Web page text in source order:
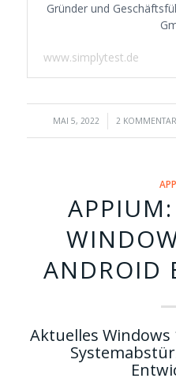
Gründer und
www.simplytest.de
MAI 5, 2022
/ 2 /
ANDROID
Aktuelles